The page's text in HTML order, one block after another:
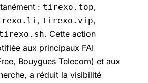
: tirexo.top,
, tirexo.vip,
. Cette action
aux principaux FAI
Bouygues Telecom) et aux
a réduit la visibilité